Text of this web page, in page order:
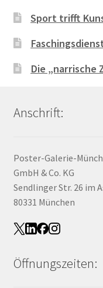
Sport trifft
Die „narrische
Anschrift:
Poster-Galerie-
GmbH & Co. KG
Sendlinger Str. 26 im
80331 München
Öffnungszeiten: